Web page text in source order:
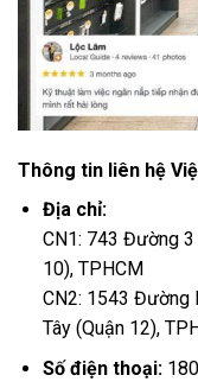
Thông tin liên hệ
Địa chỉ:
CN1: 743 Đường 3
10), TPHCM
CN2: 1543 Đường
Tây (Quận 12),
Số điện thoại: